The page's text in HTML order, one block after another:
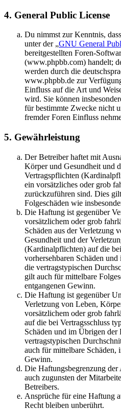
4. General Public License
Du nimmst zur Kenntnis,
unter der „GNU General
bereitgestellten Foren-
(www.phpbb.com) handelt;
werden durch die
www.phpbb.de zur
Einfluss auf die Art und
wird. Sie können
für bestimmte Zwecke nicht
fremder Foren Einfluss
5. Gewährleistung
Der Betreiber haftet mit
Körper und Gesundheit und
Vertragspflichten
ein vorsätzliches oder grob
zurückzuführen sind. Dies
Folgeschäden wie
Die Haftung ist gegenüber
vorsätzlichem oder grob
Schäden aus der Verletzung
Gesundheit und der
(Kardinalpflichten) auf die
vorhersehbaren Schäden
die vertragstypischen
gilt auch für mittelbare
entgangenen Gewinn.
Die Haftung ist gegenüber
Verletzung von Leben,
vorsätzlichem oder grob
auf die bei Vertragsschluss
Schäden und im Übrigen der
vertragstypischen
auch für mittelbare Schäden,
Gewinn.
Die Haftungsbegrenzung der
auch zugunsten der
Betreibers.
Ansprüche für eine Haftung
Recht bleiben unberührt.